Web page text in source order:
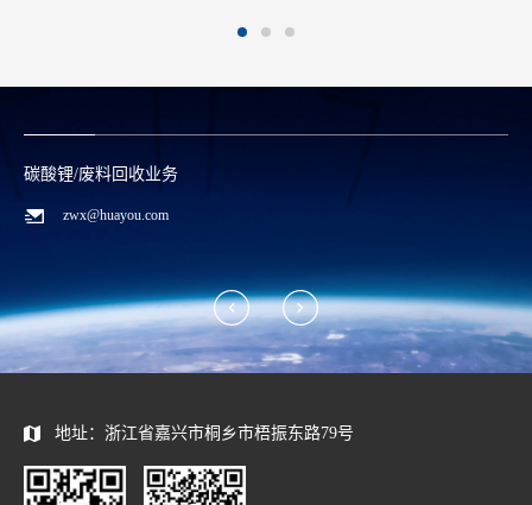
碳酸锂/废料回收业务
zwx@huayou.com
地址：浙江省嘉兴市桐乡市梧振东路79号